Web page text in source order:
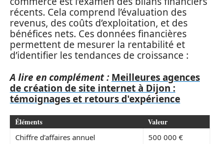
récents. Cela comprend l’évaluation des
revenus, des coûts d’exploitation, et des
bénéfices nets. Ces données financières
permettent de mesurer la rentabilité et
d’identifier les tendances de croissance :
A lire en complément : Meilleures agences
de création de site internet à Dijon :
témoignages et retours d'expérience
Éléments Valeur
Chiffre d’affaires annuel
500 000 €